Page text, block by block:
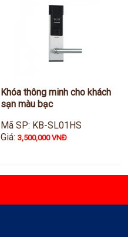
Khóa thông minh cho khách
sạn màu bạc
Mã SP: KB-SL01HS
Giá: 3,500,000 VNĐ